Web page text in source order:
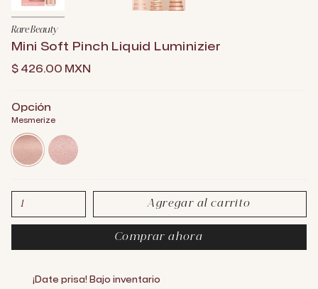
Rare Beauty
Mini Soft Pinch Liquid Luminizier
$ 426.00 MXN
Opción
Mesmerize
mesmerizeenchant
1 Agregar al carrito
Comprar ahora
¡Date prisa! Bajo inventario